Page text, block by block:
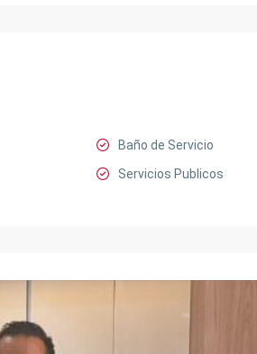
Baño de Servicio
Servicios Publicos